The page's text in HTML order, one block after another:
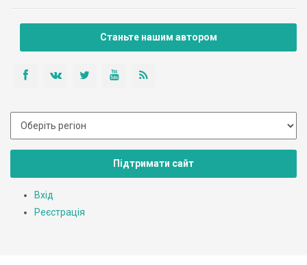
Станьте нашим автором
Підтримати сайт
Вхід
Реєстрація